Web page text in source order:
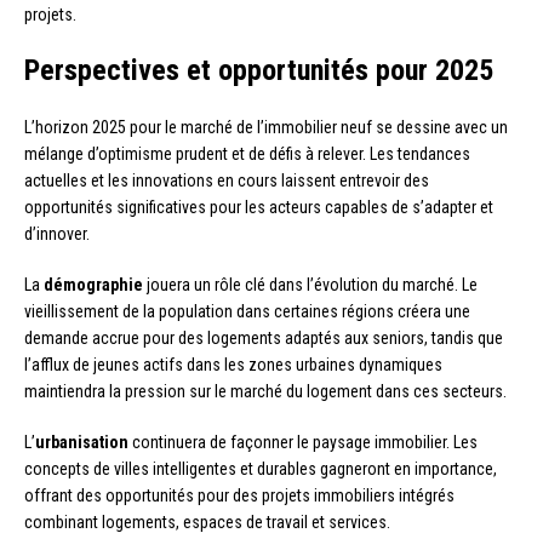
projets.
Perspectives et opportunités pour 2025
L’horizon 2025 pour le marché de l’immobilier neuf se dessine avec un
mélange d’optimisme prudent et de défis à relever. Les tendances
actuelles et les innovations en cours laissent entrevoir des
opportunités significatives pour les acteurs capables de s’adapter et
d’innover.
La démographie jouera un rôle clé dans l’évolution du marché. Le
vieillissement de la population dans certaines régions créera une
demande accrue pour des logements adaptés aux seniors, tandis que
l’afflux de jeunes actifs dans les zones urbaines dynamiques
maintiendra la pression sur le marché du logement dans ces secteurs.
L’urbanisation continuera de façonner le paysage immobilier. Les
concepts de villes intelligentes et durables gagneront en importance,
offrant des opportunités pour des projets immobiliers intégrés
combinant logements, espaces de travail et services.